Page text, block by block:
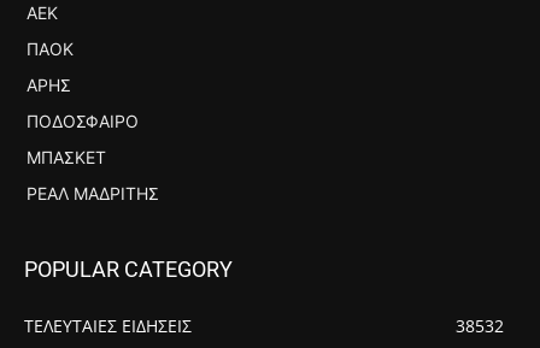
ΑΕΚ
ΠΑΟΚ
ΆΡΗΣ
ΠΟΔΌΣΦΑΙΡΟ
ΜΠΆΣΚΕΤ
ΡΕΆΛ ΜΑΔΡΊΤΗΣ
POPULAR CATEGORY
ΤΕΛΕΥΤΑΙΕΣ ΕΙΔΗΣΕΙΣ
38532